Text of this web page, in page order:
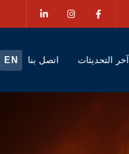
آخر التحديثات اتصل بنا EN